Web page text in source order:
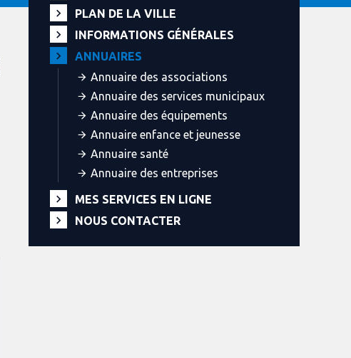
PLAN DE LA VILLE
INFORMATIONS GÉNÉRALES
ANNUAIRES
Annuaire des associations
Annuaire des services municipaux
Annuaire des équipements
Annuaire enfance et jeunesse
Annuaire santé
Annuaire des entreprises
MES SERVICES EN LIGNE
NOUS CONTACTER